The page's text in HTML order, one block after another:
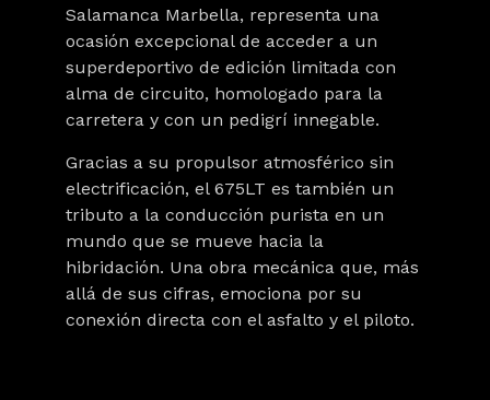
Salamanca Marbella, representa una
ocasión excepcional de acceder a un
superdeportivo de edición limitada con
alma de circuito, homologado para la
carretera y con un pedigrí innegable.
Gracias a su propulsor atmosférico sin
electrificación, el 675LT es también un
tributo a la conducción purista en un
mundo que se mueve hacia la
hibridación. Una obra mecánica que, más
allá de sus cifras, emociona por su
conexión directa con el asfalto y el piloto.